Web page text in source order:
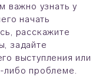
важно узнать у
начать
расскажите
задайте
выступления или
либо проблеме.